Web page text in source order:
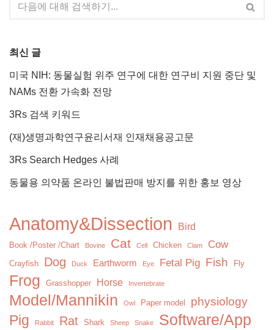
최신 글
미국 NIH: 동물실험 위주 연구에 대한 연구비 지원 중단 및
NAMs 전환 가속화 전망
3Rs 검색 키워드
(재)생명과학연구윤리서재 인재채용공고문
3Rs Search Hedges 사례
동물용 의약품 온라인 불법판매 방지를 위한 홍보 영상
Anatomy&Dissection Bird
Book /Poster /Chart Bovine Cat Cell Chicken Clam Cow
Crayfish Dog Duck Earthworm Eye Fetal Pig Fish Fly
Frog Grasshopper Horse Invertebrate
Model/Mannikin Owl Paper model physiology
Pig Rabbit Rat Shark Sheep Snake Software/App